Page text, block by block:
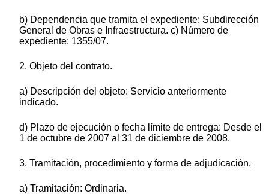
b) Dependencia que tramita el expediente: Subdirección
General de Obras e Infraestructura. c) Número de
expediente: 1355/07.
2. Objeto del contrato.
a) Descripción del objeto: Servicio anteriormente
indicado.
d) Plazo de ejecución o fecha límite de entrega: Desde el
1 de octubre de 2007 al 31 de diciembre de 2008.
3. Tramitación, procedimiento y forma de adjudicación.
a) Tramitación: Ordinaria.